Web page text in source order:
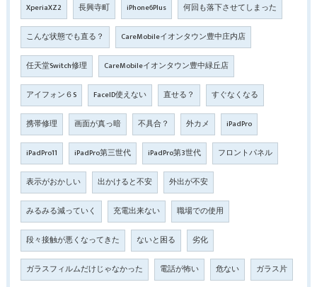
XperiaXZ2 長興寺町 iPhone6Plus 何回も落下させてしまった
こんな状態でも直る？ CareMobileイオンタウン豊中庄内店
任天堂Switch修理 CareMobileイオンタウン豊中緑丘店
アイフォン６S FaceID使えない 直せる？ すぐなくなる
携帯修理 画面が真っ暗 不具合？ 外カメ iPadPro
iPadPro11 iPadPro第三世代 iPadPro第3世代 フロントパネル
表示がおかしい 出かけると不安 外出が不安
みるみる減っていく 充電出来ない 職場での使用
段々接触が悪くなってきた ないと困る 劣化
ガラスフィルムだけじゃなかった 電話が怖い 危ない ガラス片